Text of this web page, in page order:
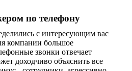
по телефону
с интересующим вас
компании большое
звонки отвечает
доходчиво объяснить все